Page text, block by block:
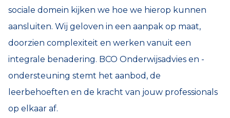
sociale domein kijken we hoe we hierop kunnen
aansluiten. Wij geloven in een aanpak op maat,
doorzien complexiteit en werken vanuit een
integrale benadering. BCO Onderwijsadvies en -
ondersteuning stemt het aanbod, de
leerbehoeften en de kracht van jouw professionals
op elkaar af.